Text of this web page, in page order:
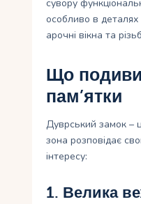
сувору
особливо в деталях
арочні вікна та
Що
пам’ятки
Дуврський замок –
зона розповідає
інтересу:
1. Велика